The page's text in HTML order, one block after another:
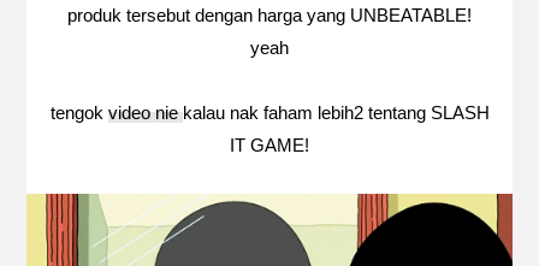
produk tersebut dengan harga yang UNBEATABLE!
yeah
tengok video niekalau nak faham lebih2 tentang SLASH
IT GAME!